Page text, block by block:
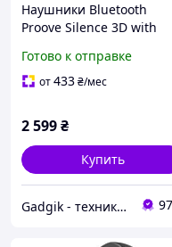
Наушники Bluetooth
Proove Silence 3D with
Готово к отправке
от433₴/мес
2 599₴
Купить
Gadgik - техника и аксессуары